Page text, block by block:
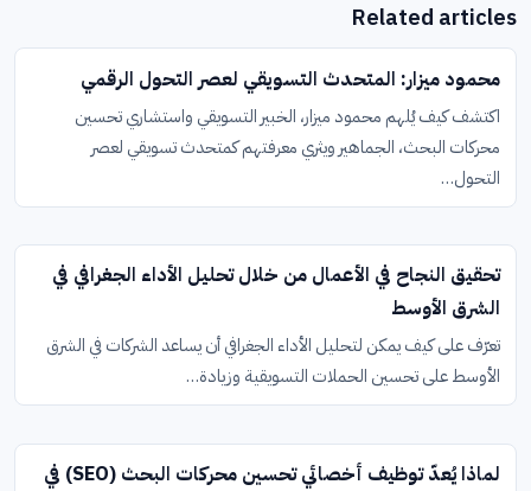
Related articles
محمود ميزار: المتحدث التسويقي لعصر التحول الرقمي
اكتشف كيف يُلهم محمود ميزار، الخبير التسويقي واستشاري تحسين
محركات البحث، الجماهير ويثري معرفتهم كمتحدث تسويقي لعصر
التحول…
تحقيق النجاح في الأعمال من خلال تحليل الأداء الجغرافي في
الشرق الأوسط
تعرّف على كيف يمكن لتحليل الأداء الجغرافي أن يساعد الشركات في الشرق
الأوسط على تحسين الحملات التسويقية وزيادة…
لماذا يُعدّ توظيف أخصائي تحسين محركات البحث (SEO) في